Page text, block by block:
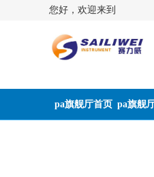
您好，欢迎来到
pa旗舰厅首页